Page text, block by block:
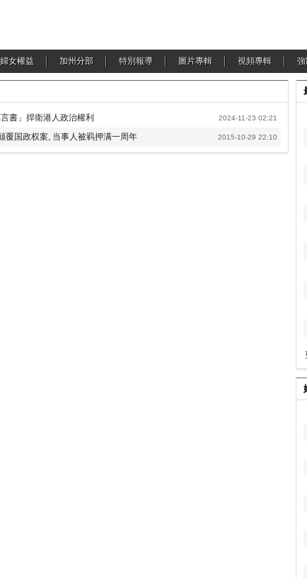
婦女權益 加州分部 特別報導 圖片專輯 視頻專輯
書」捍衛港人政治權利 2024-11-23 02:21
覆国政权案, 当事人被羁押满一周年 2015-10-29 22:10